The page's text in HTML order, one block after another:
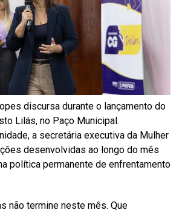
discursa durante o lançamento do
Lilás, no Paço Municipal.
a secretária executiva da Mulher
desenvolvidas ao longo do mês
política permanente de enfrentamento
não termine neste mês. Que